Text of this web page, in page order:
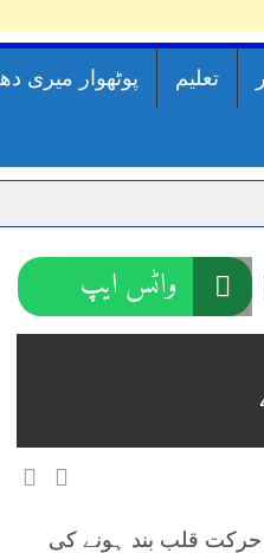
تعلیم پوٹھوار میری
چارسدہ کا بہادر سپوت وطن
واٹس ایپ
قلب بند ہونے کی